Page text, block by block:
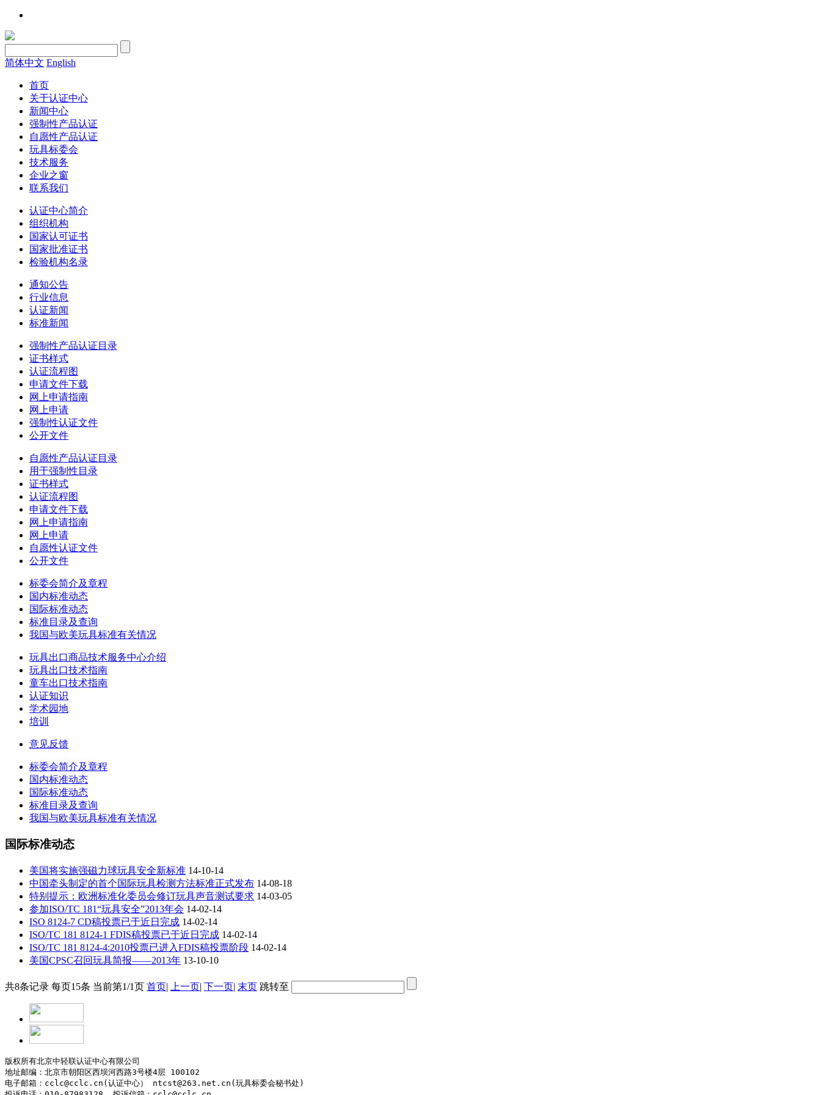
简体中文 English
首页
关于认证中心
新闻中心
强制性产品认证
自愿性产品认证
玩具标委会
技术服务
企业之窗
联系我们
认证中心简介
组织机构
国家认可证书
国家批准证书
检验机构名录
通知公告
行业信息
认证新闻
标准新闻
强制性产品认证目录
证书样式
认证流程图
申请文件下载
网上申请指南
网上申请
强制性认证文件
公开文件
自愿性产品认证目录
用于强制性目录
证书样式
认证流程图
申请文件下载
网上申请指南
网上申请
自愿性认证文件
公开文件
标委会简介及章程
国内标准动态
国际标准动态
标准目录及查询
我国与欧美玩具标准有关情况
玩具出口商品技术服务中心介绍
玩具出口技术指南
童车出口技术指南
认证知识
学术园地
培训
意见反馈
标委会简介及章程
国内标准动态
国际标准动态
标准目录及查询
我国与欧美玩具标准有关情况
国际标准动态
美国将实施强磁力球玩具安全新标准 14-10-14
中国牵头制定的首个国际玩具检测方法标准正式发布 14-08-18
特别提示：欧洲标准化委员会修订玩具声音测试要求 14-03-05
参加ISO/TC 181“玩具安全”2013年会 14-02-14
ISO 8124-7 CD稿投票已于近日完成 14-02-14
ISO/TC 181 8124-1 FDIS稿投票已于近日完成 14-02-14
ISO/TC 181 8124-4:2010投票已进入FDIS稿投票阶段 14-02-14
美国CPSC召回玩具简报——2013年 13-10-10
共8条记录 每页15条 当前第1/1页 首页| 上一页| 下一页| 末页 跳转至
版权所有北京中轻联认证中心有限公司
地址邮编：北京市朝阳区西坝河西路3号楼4层 100102
电子邮箱：cclc@cclc.cn(认证中心） ntcst@263.net.cn(玩具标委会秘书处)